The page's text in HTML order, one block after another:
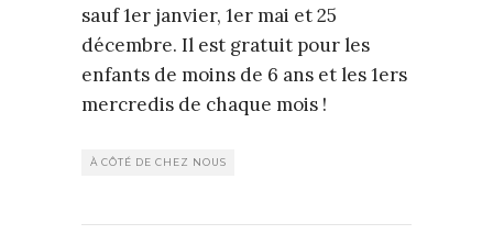
sauf 1er janvier, 1er mai et 25
décembre. Il est gratuit pour les
enfants de moins de 6 ans et les 1ers
mercredis de chaque mois !
À CÔTÉ DE CHEZ NOUS